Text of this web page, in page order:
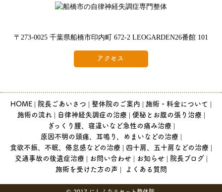
〒273-0025 千葉県船橋市印内町 672-2 LEOGARDEN26番館 101
アクセス
HOME 院長ごあいさつ 整体院のご案内
施術・料金について
施術の流れ
自律神経失調症の治療 便秘とお腹の張り治療
ぎっくり腰、寝違いなど急性の痛み治療
原因不明の頭痛、耳鳴り、めまいなどの治療
食欲不振、不眠、倦怠感などの治療
四十肩、五十肩などの治療
交通事故の後遺症治療
お問い合わせ お知らせ
院長ブログ
施術を受けた方の声
よくある質問